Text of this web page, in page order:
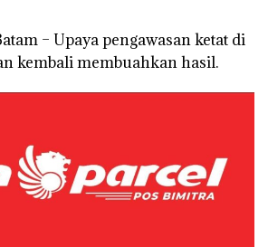
– Upaya pengawasan ketat di
kembali membuahkan hasil.